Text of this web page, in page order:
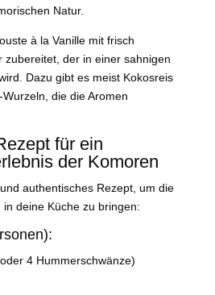
Natur.
à la Vanille mit frisch
zubereitet, der in einer sahnigen
Dazu gibt es meist Kokosreis
die die Aromen
für ein
der Komoren
authentisches Rezept, um die
deine Küche zu bringen:
4 Hummerschwänze)